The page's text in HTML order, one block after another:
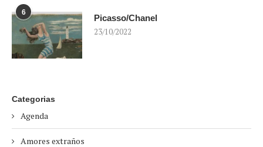
6
Picasso/Chanel
23/10/2022
Categorias
Agenda
Amores extraños